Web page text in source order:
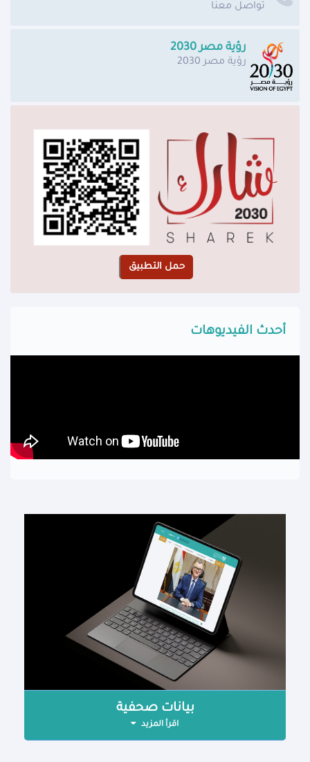
تواصل معنا
رؤية مصر 2030
رؤية مصر 2030
أحدث الفيديوهات
بيانات صحفية
اقرأ المزيد